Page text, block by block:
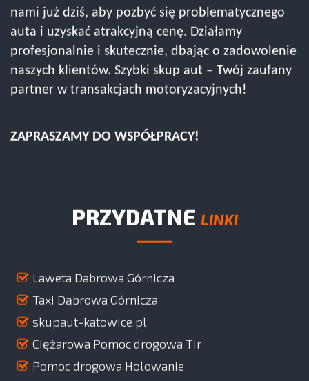
nami już dziś, aby pozbyć się problematycznego
auta i uzyskać atrakcyjną cenę. Działamy
profesjonalnie i skutecznie, dbając o zadowolenie
naszych klientów. Szybki skup aut – Twój zaufany
partner w transakcjach motoryzacyjnych!
ZAPRASZAMY DO WSPÓŁPRACY!
PRZYDATNE LINKI
Laweta Dabrowa Górnicza
Taxi Dąbrowa Górnicza
skupaut-katowice.pl
Ciężarowa Pomoc drogowa Tir
Pomoc drogowa Holowanie